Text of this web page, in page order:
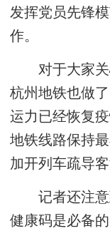
发挥党员先锋
作。
对于大家关
杭州地铁也做
运力已经恢复
地铁线路保持
加开列车疏导客
记者还注意
健康码是必备